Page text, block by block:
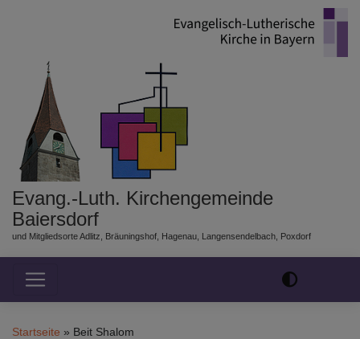
Evang.-Luth. Kirchengemeinde
Baiersdorf
und Mitgliedsorte Adlitz, Bräuningshof, Hagenau, Langensendelbach, Poxdorf
Hauptnavigation
Startseite Beit Shalom